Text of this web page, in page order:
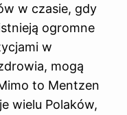
w czasie, gdy
ogromne
w
mogą
to Mentzen
wielu Polaków,